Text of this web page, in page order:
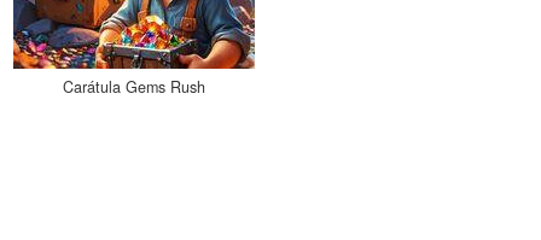
Carátula Gems Rush